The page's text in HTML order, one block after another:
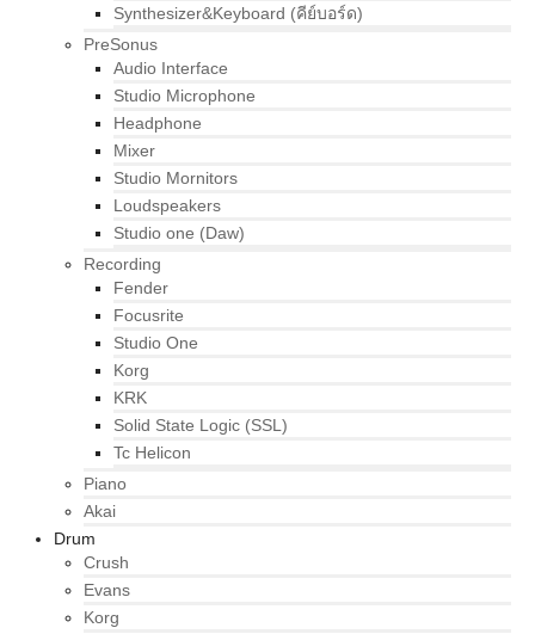
Synthesizer&Keyboard (คีย์บอร์ด)
PreSonus
Audio Interface
Studio Microphone
Headphone
Mixer
Studio Mornitors
Loudspeakers
Studio one (Daw)
Recording
Fender
Focusrite
Studio One
Korg
KRK
Solid State Logic (SSL)
Tc Helicon
Piano
Akai
Drum
Crush
Evans
Korg